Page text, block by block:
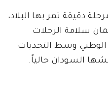
دقيقة تمر بها البلاد،
سلامة الرحلات
الوطني وسط التحديات
السودان حالياً.